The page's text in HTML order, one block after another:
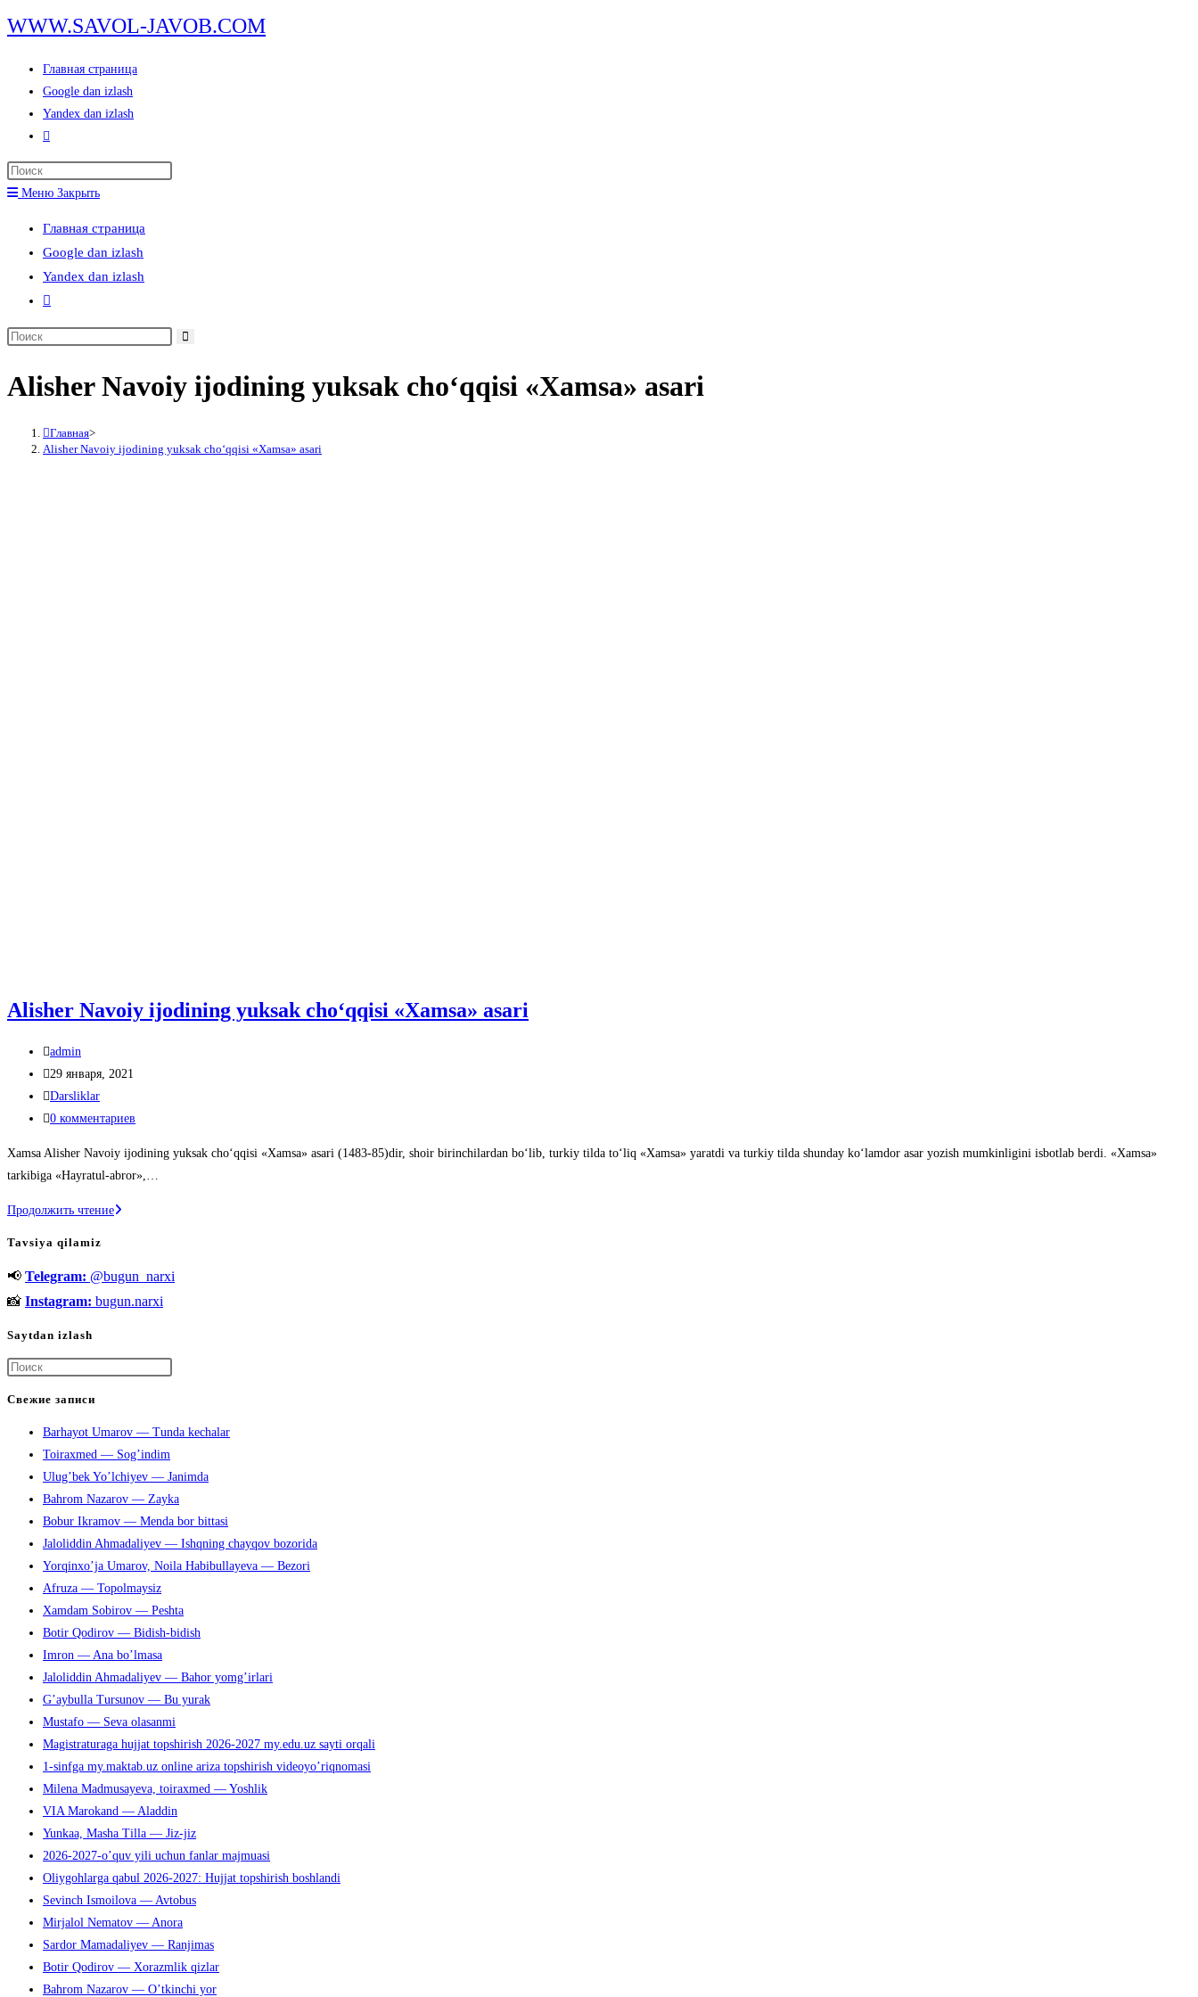
Перейти
к
содержимому
WWW.SAVOL-JAVOB.COM
Главная страница
Google dan izlash
Yandex dan izlash
Переключить
по
веб-
сайту
Меню Закрыть
Главная страница
Google dan izlash
Yandex dan izlash
Переключить
по
сайту
Поиск
сайте
Alisher Navoiy ijodining yuksak choʻqqisi «Xamsa» asari
Главная>
Alisher Navoiy ijodining yuksak choʻqqisi «Xamsa» asari
Alisher Navoiy ijodining yuksak choʻqqisi «Xamsa» asari
Автор
записи:
admin
Запись
опубликована:
29 января, 2021
Рубрика
записи:
Darsliklar
Комментарии
0 комментариев
Xamsa Alisher Navoiy ijodining yuksak choʻqqisi «Xamsa» asari (1483-85)dir, shoir birinchilardan boʻlib, turkiy tilda toʻliq «Xamsa» yaratdi va turkiy tilda shunday koʻlamdor asar yozish mumkinligini isbotlab berdi. «Xamsa»
tarkibiga «Hayratul-abror»,…
Продолжить чтениеAlisher
yuksak
choʻqqisi
Tavsiya qilamiz
📢 Telegram: @bugun_narxi
📸 Instagram: bugun.narxi
Saytdan izlash
чтобы
панель
поиска.
Свежие записи
Barhayot Umarov — Tunda kechalar
Toiraxmed — Sog’indim
Ulug’bek Yo’lchiyev — Janimda
Bahrom Nazarov — Zayka
Bobur Ikramov — Menda bor bittasi
Jaloliddin Ahmadaliyev — Ishqning chayqov bozorida
Yorqinxo’ja Umarov, Noila Habibullayeva — Bezori
Afruza — Topolmaysiz
Xamdam Sobirov — Peshta
Botir Qodirov — Bidish-bidish
Imron — Ana bo’lmasa
Jaloliddin Ahmadaliyev — Bahor yomg’irlari
G’aybulla Tursunov — Bu yurak
Mustafo — Seva olasanmi
Magistraturaga hujjat topshirish 2026-2027 my.edu.uz sayti orqali
1-sinfga my.maktab.uz online ariza topshirish videoyo’riqnomasi
Milena Madmusayeva, toiraxmed — Yoshlik
VIA Marokand — Aladdin
Yunkaa, Masha Tilla — Jiz-jiz
2026-2027-o’quv yili uchun fanlar majmuasi
Oliygohlarga qabul 2026-2027: Hujjat topshirish boshlandi
Sevinch Ismoilova — Avtobus
Mirjalol Nematov — Anora
Sardor Mamadaliyev — Ranjimas
Botir Qodirov — Xorazmlik qizlar
Bahrom Nazarov — O’tkinchi yor